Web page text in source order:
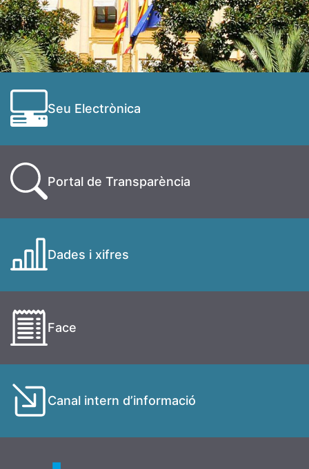
Seu Electrònica
Portal de Transparència
Dades i xifres
Face
Canal intern d’informació